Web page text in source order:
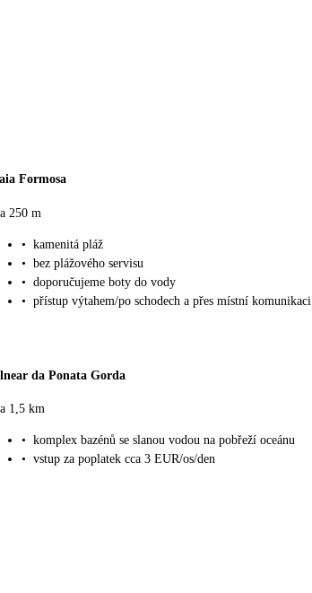
Formosa
250 m
• kamenitá pláž
• bez plážového servisu
• doporučujeme boty do vody
• přístup výtahem/po schodech a přes místní komunikaci
da Ponata Gorda
1,5 km
• komplex bazénů se slanou vodou na pobřeží oceánu
• vstup za poplatek cca 3 EUR/os/den